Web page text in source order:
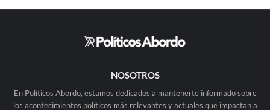
NOSOTROS
En Políticos Abordo, estamos dedicados a mantenerte informado sobre
los acontecimientos políticos más relevantes y actuales que impactan a